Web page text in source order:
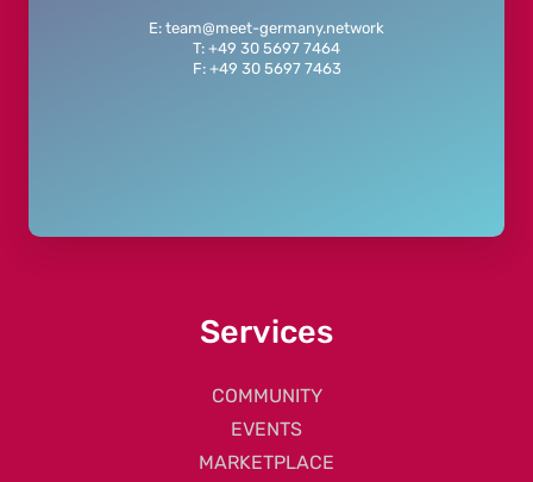
E: team@meet-germany.network
T: +49 30 5697 7464
F: +49 30 5697 7463
Services
COMMUNITY
EVENTS
MARKETPLACE